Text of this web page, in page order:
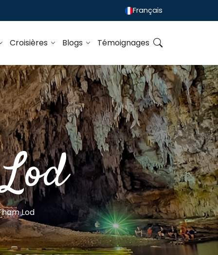
Français
Croisières Blogs Témoignages
Lod